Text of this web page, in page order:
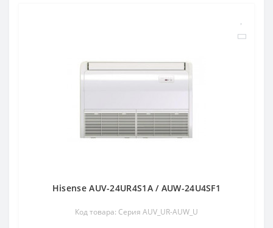
Hisense AUV-24UR4S1A / AUW-24U4SF1
Код товара: Серия AUV_UR-AUW_U